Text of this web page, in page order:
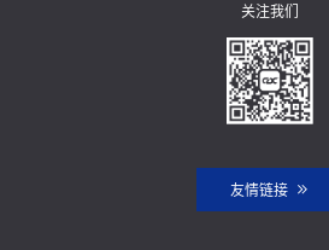
关注我们
友情链接